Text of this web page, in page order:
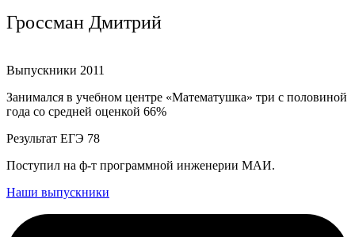
Гроссман Дмитрий
Выпускники 2011
Занимался в учебном центре «Математушка» три с половиной
года со средней оценкой 66%
Результат ЕГЭ 78
Поступил на ф-т программной инженерии МАИ.
Наши выпускники